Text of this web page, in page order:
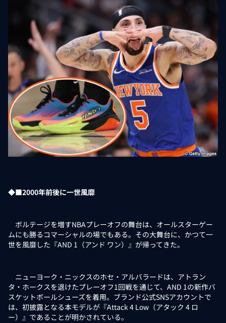
◆■2000年前後に一世風靡
ボルテージを増すNBAプレーオフの舞台は、オールスターゲー
ムにも勝るコマーシャルの場でもある。その大舞台に、かつて一
世を風靡した『AND 1（アンド ワン）』が帰ってきた。
ニューヨーク・ニックスのホセ・アルバラードは、アトラン
タ・ホークスを退けたプレーオフ1回戦を通じて、AND 1の新作バ
スケットボールシューズを着用。ブランド公式SNSアカウントで
は、初披露となる本モデルが『Attack 4 Low（アタック 4 ロ
ー）』であることが明かされている。